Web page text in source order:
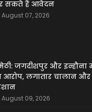
सकते हैं आवेदन
August 07, 2026
जगदीशपुर और
आरोप, लगातार चालान
August 09, 2026